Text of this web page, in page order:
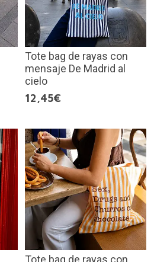
Tote bag de rayas con
mensaje De Madrid al
cielo
12,45€
Tote bag de rayas con